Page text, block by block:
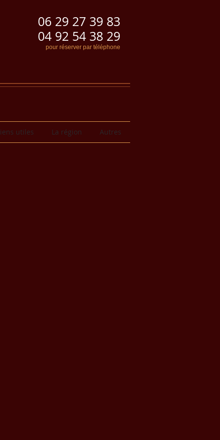
06 29 27 39 83
04 92 54 38 29
pour réserver par téléphone
utiles La région Autres